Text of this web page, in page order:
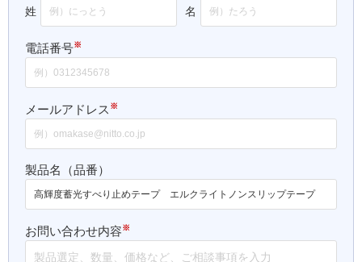
姓 名
電話番号※
メールアドレス ※
製品名（品番）
お問い合わせ内容※